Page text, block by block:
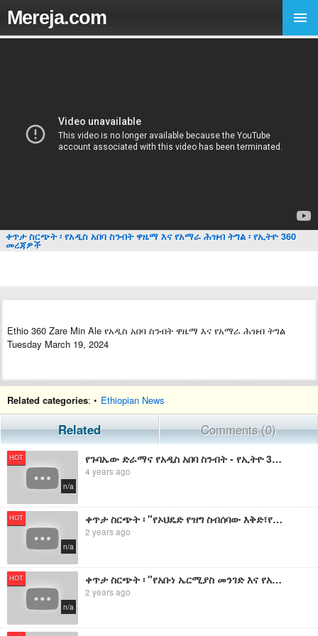
Mereja.com
ቀጥታ ስርጭት ፡ የአዲስ አበባ ስንብት ዋዜማ እና የአማራ ሕዝብ ትግል ፡ የኢትዮ 360
መረጃዎች
Ethio 360 Zare Min Ale የአዲስ አበባ ስንብት ዋዜማ እና የአማራ ሕዝብ ትግል
Tuesday March 19, 2024
Related categories: • Ethiopian News
Related Comments (0)
HOT
n/a
የጉባኤው ድራማና የአዲስ አበባ ስንብት - የኢትዮ 360 መረጃዎች
4 years ago
HOT
n/a
ቀጥታ ስርጭት ፡ "የኦህዴድ የዝግ ስብሰባው እቅድ፣የአዲስ አበባና የአማራ ህዝብ ትግል!" ፡ የኢትዮ 360 መረጃዎች
2 years ago
HOT
n/a
ቀጥታ ስርጭት ፡ "የአቡነ ኤርሚያስ መንገድ እና የአዲስ አበባ ህዝብ ዝግጅት" ፡ የኢትዮ 360 መረጃዎች
2 years ago